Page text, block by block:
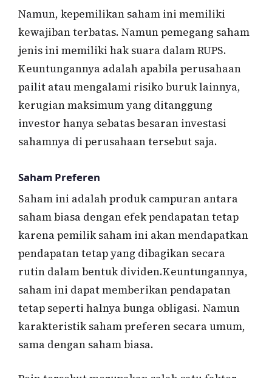
Namun, kepemilikan saham ini memiliki
kewajiban terbatas. Namun pemegang saham
jenis ini memiliki hak suara dalam RUPS.
Keuntungannya adalah apabila perusahaan
pailit atau mengalami risiko buruk lainnya,
kerugian maksimum yang ditanggung
investor hanya sebatas besaran investasi
sahamnya di perusahaan tersebut saja.
Saham Preferen
Saham ini adalah produk campuran antara
saham biasa dengan efek pendapatan tetap
karena pemilik saham ini akan mendapatkan
pendapatan tetap yang dibagikan secara
rutin dalam bentuk dividen.Keuntungannya,
saham ini dapat memberikan pendapatan
tetap seperti halnya bunga obligasi. Namun
karakteristik saham preferen secara umum,
sama dengan saham biasa.